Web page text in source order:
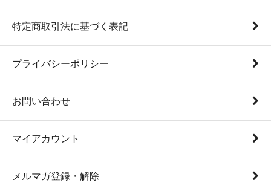
特定商取引法に基づく表記
プライバシーポリシー
お問い合わせ
マイアカウント
メルマガ登録・解除